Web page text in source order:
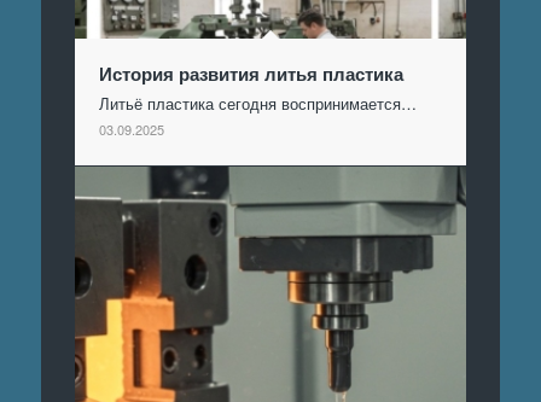
История развития литья пластика
Литьё пластика сегодня воспринимается…
03.09.2025